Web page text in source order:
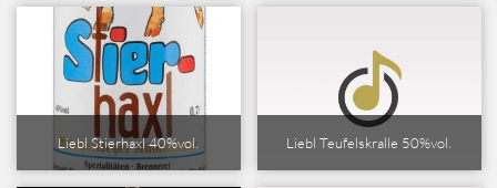
Liebl Stierhaxl 40%vol. Liebl Teufelskralle 50%vol.